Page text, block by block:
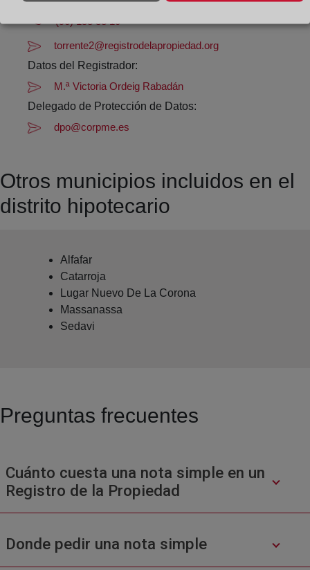
(96) 158 83 10
torrente2@registrodelapropiedad.org
Datos del Registrador:
M.ª Victoria Ordeig Rabadán
Delegado de Protección de Datos:
dpo@corpme.es
Otros municipios incluidos en el
distrito hipotecario
Alfafar
Catarroja
Lugar Nuevo De La Corona
Massanassa
Sedavi
Preguntas frecuentes
Cuánto cuesta una nota simple en un
Registro de la Propiedad
Donde pedir una nota simple